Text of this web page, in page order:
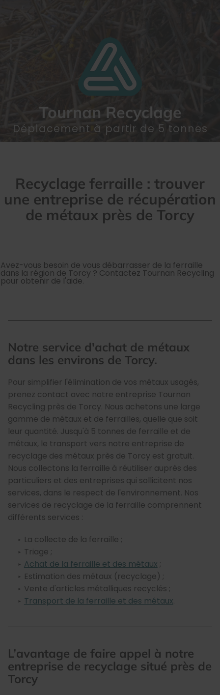
Tournan Recyclage
Déplacement à partir de 5 tonnes
Recyclage ferraille : trouver
une entreprise de récupération
de métaux près de Torcy
Avez-vous besoin de vous débarrasser de la ferraille
dans la région de Torcy ? Contactez Tournan Recycling
pour obtenir de l'aide.
Notre service d'achat de métaux
dans les environs de Torcy.
Pour simplifier l'élimination de vos métaux usagés,
prenez contact avec notre entreprise Tournan
Recycling près de Torcy. Nous achetons une large
gamme de métaux et de ferrailles, quelle que soit
leur quantité. Jusqu'à 5 tonnes de ferraille et de
métaux, le transport vers notre entreprise de
recyclage des métaux près de Torcy est gratuit.
Nous collectons la ferraille à réutiliser auprès des
particuliers et des entreprises qui sollicitent nos
services, dans le respect de l'environnement. Nos
services de recyclage de la ferraille comprennent
différents services :
La collecte de la ferraille ;
Triage ;
Achat de la ferraille et des métaux ;
Estimation des métaux (recyclage) ;
Vente d'articles métalliques recyclés ;
Transport de la ferraille et des métaux.
L’avantage de faire appel à notre
entreprise de recyclage situé près de
Torcy